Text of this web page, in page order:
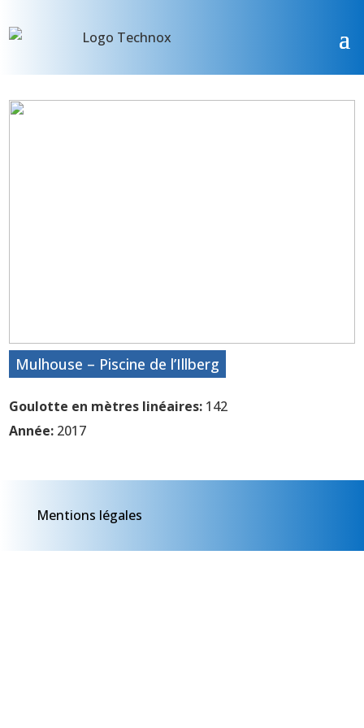
Mulhouse – Piscine de l’Illberg
Goulotte en mètres linéaires: 142
Année: 2017
Mentions légales